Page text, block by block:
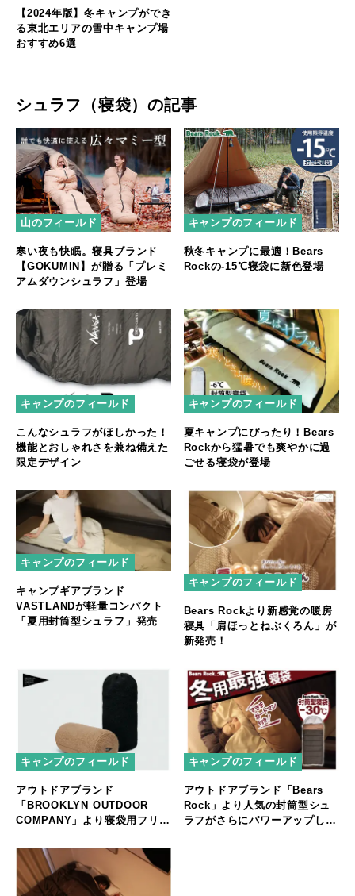
【2024年版】冬キャンプができ
る東北エリアの雪中キャンプ場
おすすめ6選
シュラフ（寝袋）の記事
山のフィールド
寒い夜も快眠。寝具ブランド
【GOKUMIN】が贈る「プレミ
アムダウンシュラフ」登場
キャンプのフィールド
秋冬キャンプに最適！Bears
Rockの-15℃寝袋に新色登場
キャンプのフィールド
こんなシュラフがほしかった！
機能とおしゃれさを兼ね備えた
限定デザイン
キャンプのフィールド
夏キャンプにぴったり！Bears
Rockから猛暑でも爽やかに過
ごせる寝袋が登場
キャンプのフィールド
キャンプギアブランド
VASTLANDが軽量コンパクト
「夏用封筒型シュラフ」発売
キャンプのフィールド
Bears Rockより新感覚の暖房
寝具「肩ほっとねぶくろん」が
新発売！
キャンプのフィールド
アウトドアブランド
「BROOKLYN OUTDOOR
COMPANY」より寝袋用フリー
キャンプのフィールド
アウトドアブランド「Bears
Rock」より人気の封筒型シュ
ラフがさらにパワーアップして